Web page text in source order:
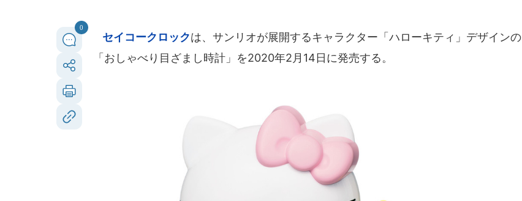
0
セイコークロックは、サンリオが展開するキャラクター「ハローキティ」デザインの
「おしゃべり目ざまし時計」を2020年2月14日に発売する。